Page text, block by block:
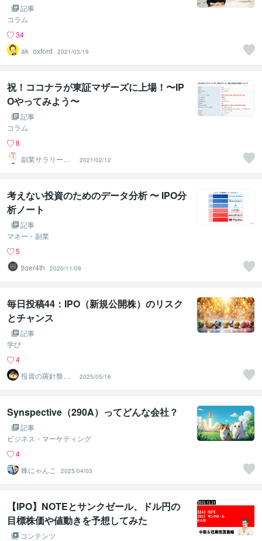
記事
コラム
34
ak_oxford
2021/03/19
祝！ココナラが東証マザーズに上場！〜IP
Oやってみよう〜
記事
コラム
8
副業サラリーマ
ンTW
2021/02/12
考えない投資のためのデータ分析 〜 IPO分
析ノート
記事
マネー・副業
5
tiger4th
2020/11/09
毎日投稿44：IPO（新規公開株）のリスク
とチャンス
記事
学び
4
投資の羅針盤＠F
IRE案内人
2025/05/16
Synspective（290A）ってどんな会社？
記事
ビジネス・マーケティング
4
株にゃんこ
2025/04/03
【IPO】NOTEとサンクゼール、ドル円の
目標株価や値動きを予想してみた
コンテンツ